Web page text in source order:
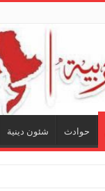
حوادث شئون دينية